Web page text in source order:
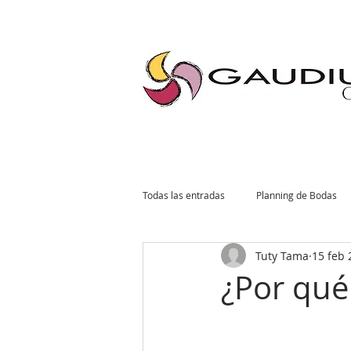
"Gaudium, Eventos Corporativos, Wedding Planner, Eventos, Quito"
Todas las entradas Planning de Bodas
Planning Social Invitaciones
¿Por
Tuty Tama 15 feb